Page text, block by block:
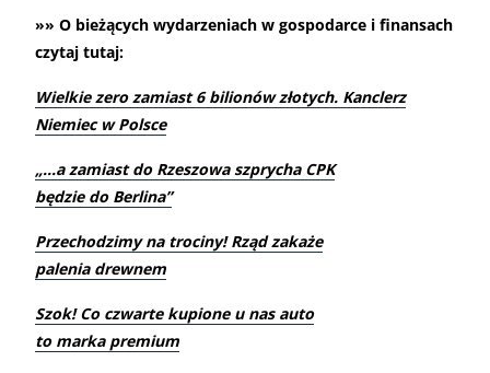
»» O bieżących wydarzeniach w gospodarce i finansach
czytaj tutaj:
Wielkie zero zamiast 6 bilionów złotych. Kanclerz
Niemiec w Polsce
„…a zamiast do Rzeszowa szprycha CPK
będzie do Berlina”
Przechodzimy na trociny! Rząd zakaże
palenia drewnem
Szok! Co czwarte kupione u nas auto
to marka premium